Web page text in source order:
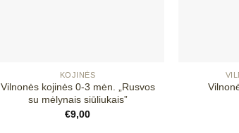
KOJINĖS
Vilnonės kojinės 0-3 mėn. „Rusvos
su mėlynais siūliukais”
€9,00